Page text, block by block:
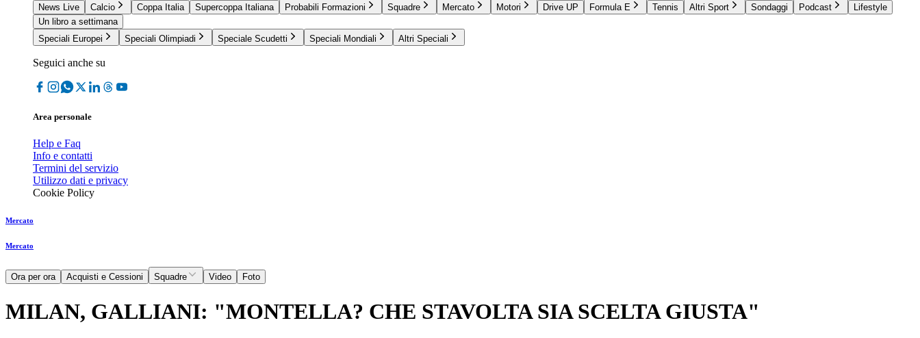
News Live
Calcio Coppa Italia Supercoppa Italiana Probabili Formazioni Squadre Mercato Motori Drive UP Formula E Tennis Altri Sport Sondaggi Podcast
Lifestyle
Un libro a settimana
Speciali Europei
Speciali Olimpiadi Speciale Scudetti Speciali Mondiali Altri Speciali
Seguici anche su
Area personale
Help e Faq
Info e contatti
Termini del servizio
Utilizzo dati e privacy
Cookie Policy
Mercato
Mercato
Ora per ora Acquisti e Cessioni Squadre Video Foto
MILAN, GALLIANI: "MONTELLA? CHE STAVOLTA SIA SCELTA GIUSTA"